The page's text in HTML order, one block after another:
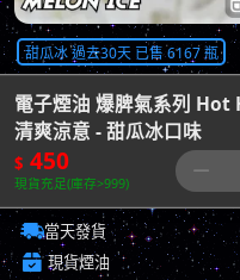
甜瓜冰 過去30天 已售 6167 瓶
電子煙油 爆脾氣系列 Hot
清爽涼意 - 甜瓜冰口味
$ 450
現貨充足(庫存>999)

當天發貨
 現貨煙油